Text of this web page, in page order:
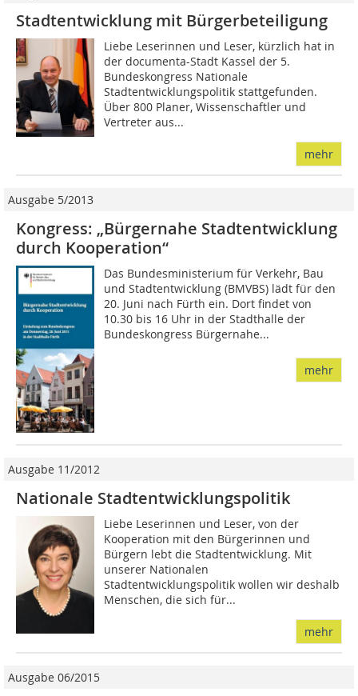
Stadtentwicklung mit Bürgerbeteiligung
Liebe Leserinnen und Leser, kürzlich hat in
der documenta-Stadt Kassel der 5.
Bundeskongress Nationale
Stadtentwicklungspolitik stattgefunden.
Über 800 Planer, Wissenschaftler und
Vertreter aus...
mehr
Ausgabe 5/2013
Kongress: „Bürgernahe Stadtentwicklung
durch Kooperation“
Das Bundesministerium für Verkehr, Bau
und Stadtentwicklung (BMVBS) lädt für den
20. Juni nach Fürth ein. Dort findet von
10.30 bis 16 Uhr in der Stadthalle der
Bundeskongress Bürgernahe...
mehr
Ausgabe 11/2012
Nationale Stadt­entwicklungspolitik
Liebe Leserinnen und Leser, von der
Kooperation mit den Bürgerinnen und
Bürgern lebt die Stadtentwicklung. Mit
unserer Nationalen
Stadtentwicklungspolitik wollen wir deshalb
Menschen, die sich für...
mehr
Ausgabe 06/2015